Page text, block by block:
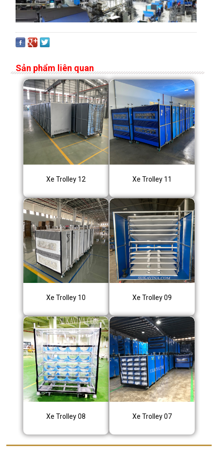
Sản phẩm liên quan
Xe Trolley 12 Xe Trolley 11
Xe Trolley 10 Xe Trolley 09
Xe Trolley 08 Xe Trolley 07